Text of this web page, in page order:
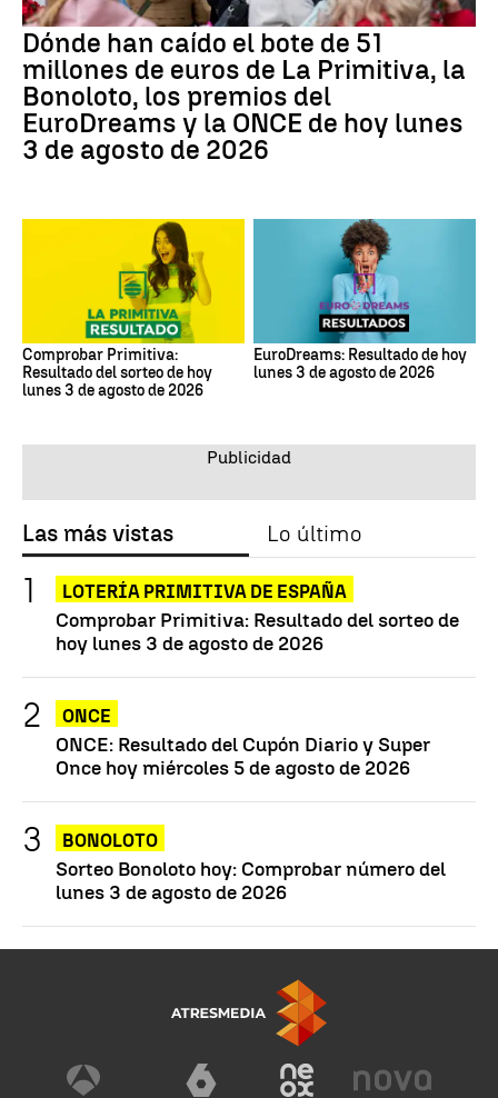
Dónde han caído el bote de 51
millones de euros de La Primitiva, la
Bonoloto, los premios del
EuroDreams y la ONCE de hoy lunes
3 de agosto de 2026
Comprobar Primitiva:
Resultado del sorteo de hoy
lunes 3 de agosto de 2026
EuroDreams: Resultado de hoy
lunes 3 de agosto de 2026
Las más vistas Lo último
LOTERÍA PRIMITIVA DE ESPAÑA
Comprobar Primitiva: Resultado del sorteo de
hoy lunes 3 de agosto de 2026
ONCE
ONCE: Resultado del Cupón Diario y Super
Once hoy miércoles 5 de agosto de 2026
BONOLOTO
Sorteo Bonoloto hoy: Comprobar número del
lunes 3 de agosto de 2026